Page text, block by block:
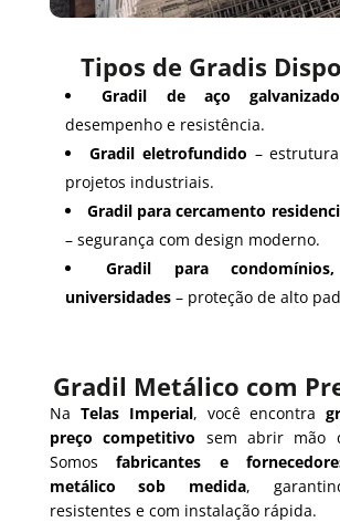
Tipos de Gradis
Gradil de aço galvanizado
desempenho e resistência.
Gradil eletrofundido –
projetos industriais.
Gradil para cercamento
– segurança com design moderno.
Gradil para
universidades– proteção de alto
Gradil Metálico com
Na Telas Imperial, você encontra
preço competitivo sem abrir mão
Somosfabricantes e
metálico sob medida,
resistentes e com instalação rápida.